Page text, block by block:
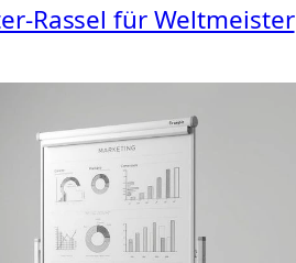
Rassel für Weltmeister